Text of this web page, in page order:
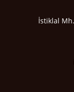
İstiklal